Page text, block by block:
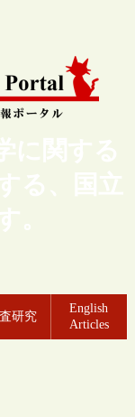
に関する
る、国立
。
研究
English
Articles